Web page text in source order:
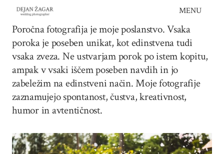
Skip
content
MENU
Poročna fotografija je moje poslanstvo. Vsaka
poroka je poseben unikat, kot edinstvena tudi
vsaka zveza. Ne ustvarjam porok po istem kopitu,
ampak v vsaki iščem poseben navdih in jo
zabeležim na edinstveni način. Moje fotografije
zaznamujejo spontanost, čustva, kreativnost,
humor in avtentičnost.